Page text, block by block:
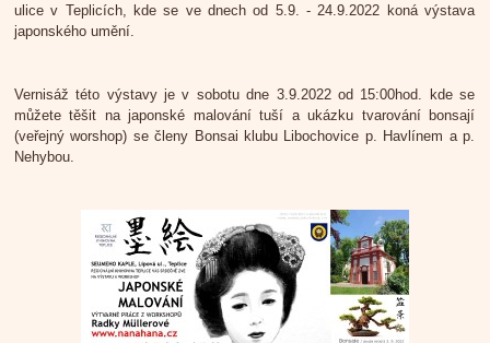
ulice v Teplicích, kde se ve dnech od 5.9. - 24.9.2022 koná výstava
japonského umění.
Vernisáž této výstavy je v sobotu dne 3.9.2022 od 15:00hod. kde se
můžete těšit na japonské malování tuší a ukázku tvarování bonsají
(veřejný worshop) se členy Bonsai klubu Libochovice p. Havlínem a p.
Nehybou.